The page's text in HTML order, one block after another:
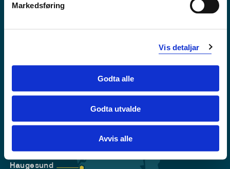
Markedsføring
Vis detaljar
Godta alle
Godta utvalde
Avvis alle
Sogndal
Stord
Haugesund